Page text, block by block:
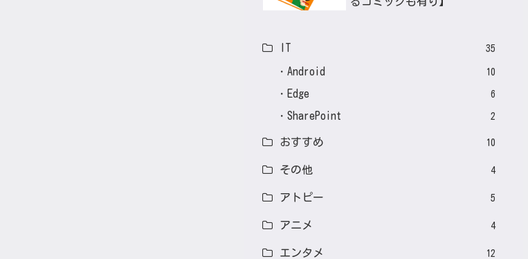
IT 35
Android 10
Edge 6
SharePoint 2
おすすめ 10
その他 4
アトピー 5
アニメ 4
エンタメ 12